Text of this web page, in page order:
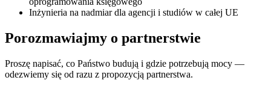
Inżynieria na nadmiar dla agencji i studiów w całej UE
Porozmawiajmy o partnerstwie
Proszę napisać, co Państwo budują i gdzie potrzebują mocy —
odezwiemy się od razu z propozycją partnerstwa.